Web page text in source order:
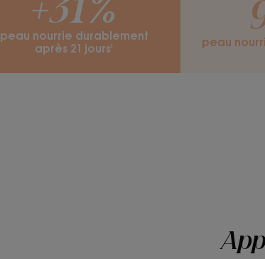
+31%
peau nourrie durablement
après 21 jours¹
peau